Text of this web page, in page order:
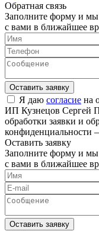
Обратная связь
Заполните форму и
с вами в ближайшее
Я даю согласие на
ИП Кузнецов Сергей
обработки заявки и
конфиденциальности
Оставить заявку
Заполните форму и
с вами в ближайшее